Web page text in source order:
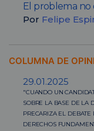
El problema no
Por Felipe
COLUMNA DE
29.01.2025
"CUANDO UN
SOBRE LA BASE DE LA
PRECARIZA EL
DERECHOS